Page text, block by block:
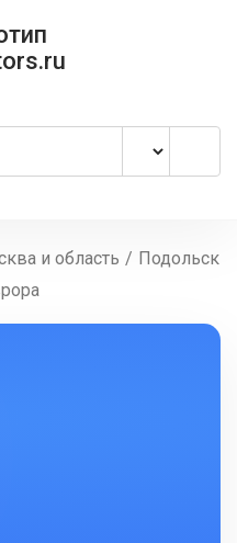
и область / Подольск